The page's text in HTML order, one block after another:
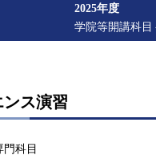
2025年度
学院等開講科目
ス演習
門科目